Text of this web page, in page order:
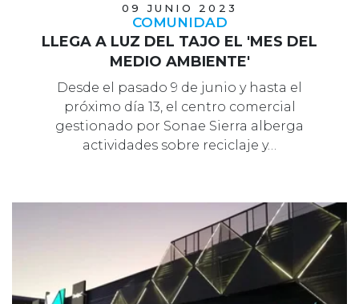
09 JUNIO 2023
COMUNIDAD
LLEGA A LUZ DEL TAJO EL 'MES DEL
MEDIO AMBIENTE'
Desde el pasado 9 de junio y hasta el
próximo día 13, el centro comercial
gestionado por Sonae Sierra alberga
actividades sobre reciclaje y…